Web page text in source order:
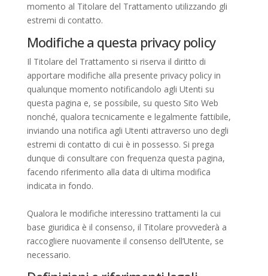
momento al Titolare del Trattamento utilizzando gli
estremi di contatto.
Modifiche a questa privacy policy
Il Titolare del Trattamento si riserva il diritto di
apportare modifiche alla presente privacy policy in
qualunque momento notificandolo agli Utenti su
questa pagina e, se possibile, su questo Sito Web
nonché, qualora tecnicamente e legalmente fattibile,
inviando una notifica agli Utenti attraverso uno degli
estremi di contatto di cui è in possesso. Si prega
dunque di consultare con frequenza questa pagina,
facendo riferimento alla data di ultima modifica
indicata in fondo.
Qualora le modifiche interessino trattamenti la cui
base giuridica è il consenso, il Titolare provvederà a
raccogliere nuovamente il consenso dell’Utente, se
necessario.